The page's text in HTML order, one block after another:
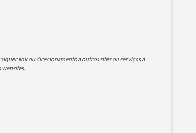
link ou direcionamento a outros sites ou serviços a